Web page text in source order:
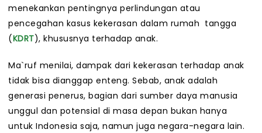
menekankan pentingnya perlindungan atau
pencegahan kasus kekerasan dalam rumah tangga
(KDRT), khususnya terhadap anak.
Ma`ruf menilai, dampak dari kekerasan terhadap anak
tidak bisa dianggap enteng. Sebab, anak adalah
generasi penerus, bagian dari sumber daya manusia
unggul dan potensial di masa depan bukan hanya
untuk Indonesia saja, namun juga negara-negara lain.